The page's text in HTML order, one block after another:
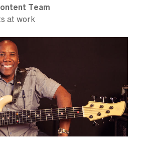
Team
at work